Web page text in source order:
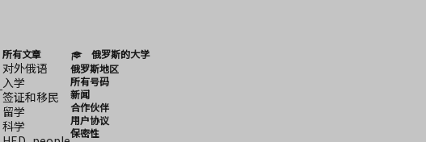
所有文章
对外俄语
入学
签证和移民
留学
科学
俄罗斯的大学
俄罗斯地区
所有号码
新闻
合作伙伴
用户协议
保密性